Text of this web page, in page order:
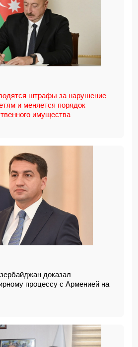
штрафы за нарушение
и меняется порядок
имущества
доказал
процессу с Арменией на